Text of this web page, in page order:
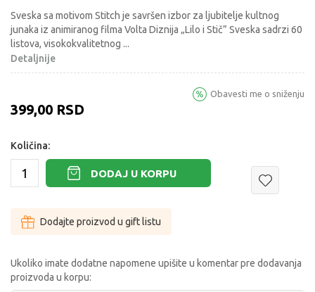
Sveska sa motivom Stitch je savršen izbor za ljubitelje kultnog
junaka iz animiranog filma Volta Diznija „Lilo i Stič” Sveska sadrzi 60
listova, visokokvalitetnog ...
Detaljnije
399,00 RSD
Obavesti me o sniženju
Količina:
DODAJ U KORPU
Dodajte proizvod u gift listu
Ukoliko imate dodatne napomene upišite u komentar pre dodavanja
proizvoda u korpu: